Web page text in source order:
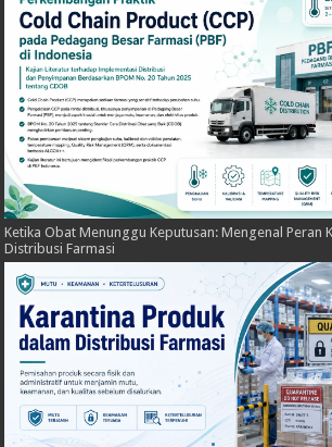
Ketika Obat Menunggu Keputusan: Mengenal Peran
Distribusi Farmasi